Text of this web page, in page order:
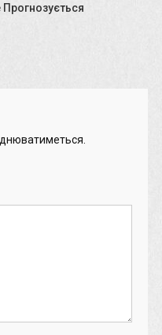
Прогнозується